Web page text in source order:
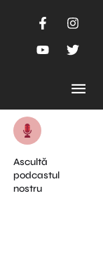
Ascultă
podcastul
nostru